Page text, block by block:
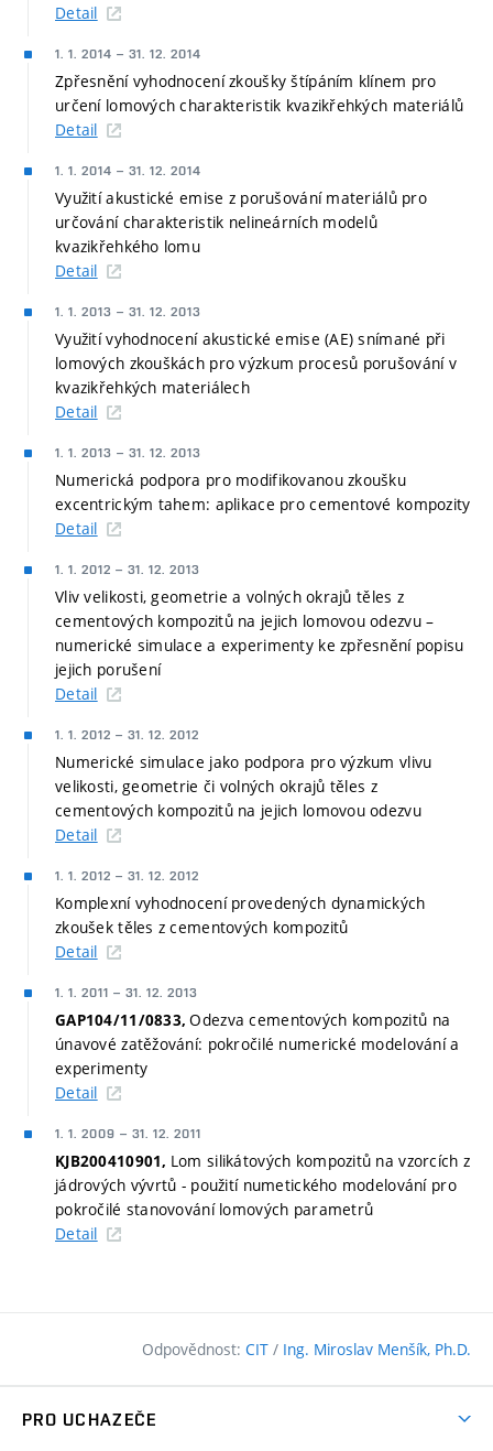
Detail
1. 1. 2014 – 31. 12. 2014
Zpřesnění vyhodnocení zkoušky štípáním klínem pro
určení lomových charakteristik kvazikřehkých materiálů
Detail
1. 1. 2014 – 31. 12. 2014
Využití akustické emise z porušování materiálů pro
určování charakteristik nelineárních modelů
kvazikřehkého lomu
Detail
1. 1. 2013 – 31. 12. 2013
Využití vyhodnocení akustické emise (AE) snímané při
lomových zkouškách pro výzkum procesů porušování v
kvazikřehkých materiálech
Detail
1. 1. 2013 – 31. 12. 2013
Numerická podpora pro modifikovanou zkoušku
excentrickým tahem: aplikace pro cementové kompozity
Detail
1. 1. 2012 – 31. 12. 2013
Vliv velikosti, geometrie a volných okrajů těles z
cementových kompozitů na jejich lomovou odezvu –
numerické simulace a experimenty ke zpřesnění popisu
jejich porušení
Detail
1. 1. 2012 – 31. 12. 2012
Numerické simulace jako podpora pro výzkum vlivu
velikosti, geometrie či volných okrajů těles z
cementových kompozitů na jejich lomovou odezvu
Detail
1. 1. 2012 – 31. 12. 2012
Komplexní vyhodnocení provedených dynamických
zkoušek těles z cementových kompozitů
Detail
1. 1. 2011 – 31. 12. 2013
GAP104/11/0833,Odezva cementových kompozitů na
únavové zatěžování: pokročilé numerické modelování a
experimenty
Detail
1. 1. 2009 – 31. 12. 2011
KJB200410901, Lom silikátových kompozitů na vzorcích z
jádrových vývrtů - použití numetického modelování pro
pokročilé stanovování lomových parametrů
Detail
Odpovědnost: CIT / Ing. Miroslav Menšík, Ph.D.
PRO UCHAZEČE